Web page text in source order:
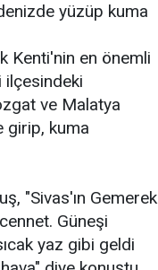
yüzüp kuma
Kenti'nin en önemli
ilçesindeki
ve Malatya
girip, kuma
"Sivas'ın Gemerek
Güneşi
yaz gibi geldi